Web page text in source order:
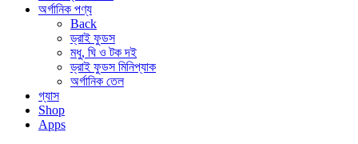
অর্গানিক পণ্য
Back
ড্রাই ফুডস
মধু, ঘি ও টক দই
ড্রাই ফুডস মিনিপ্যাক
অর্গানিক তেল
গ্যাস
Shop
Apps